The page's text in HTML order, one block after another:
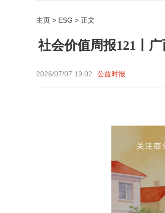
主页 > ESG > 正文
社会价值周报121丨
2026/07/07 19:02 公益时报